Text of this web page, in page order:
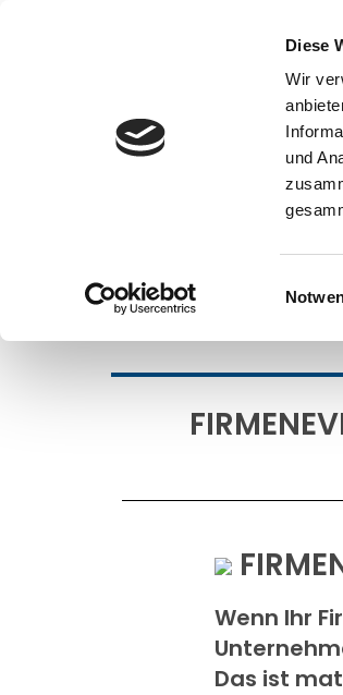
Diese
Wir
und
Wenn Ihr
Das ist